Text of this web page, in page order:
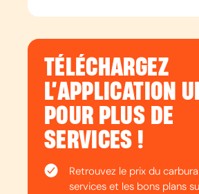
TÉLÉCHARGEZ
L’APPLICATION
POUR PLUS DE
SERVICES !
Retrouvez le prix du
services et les bons plans